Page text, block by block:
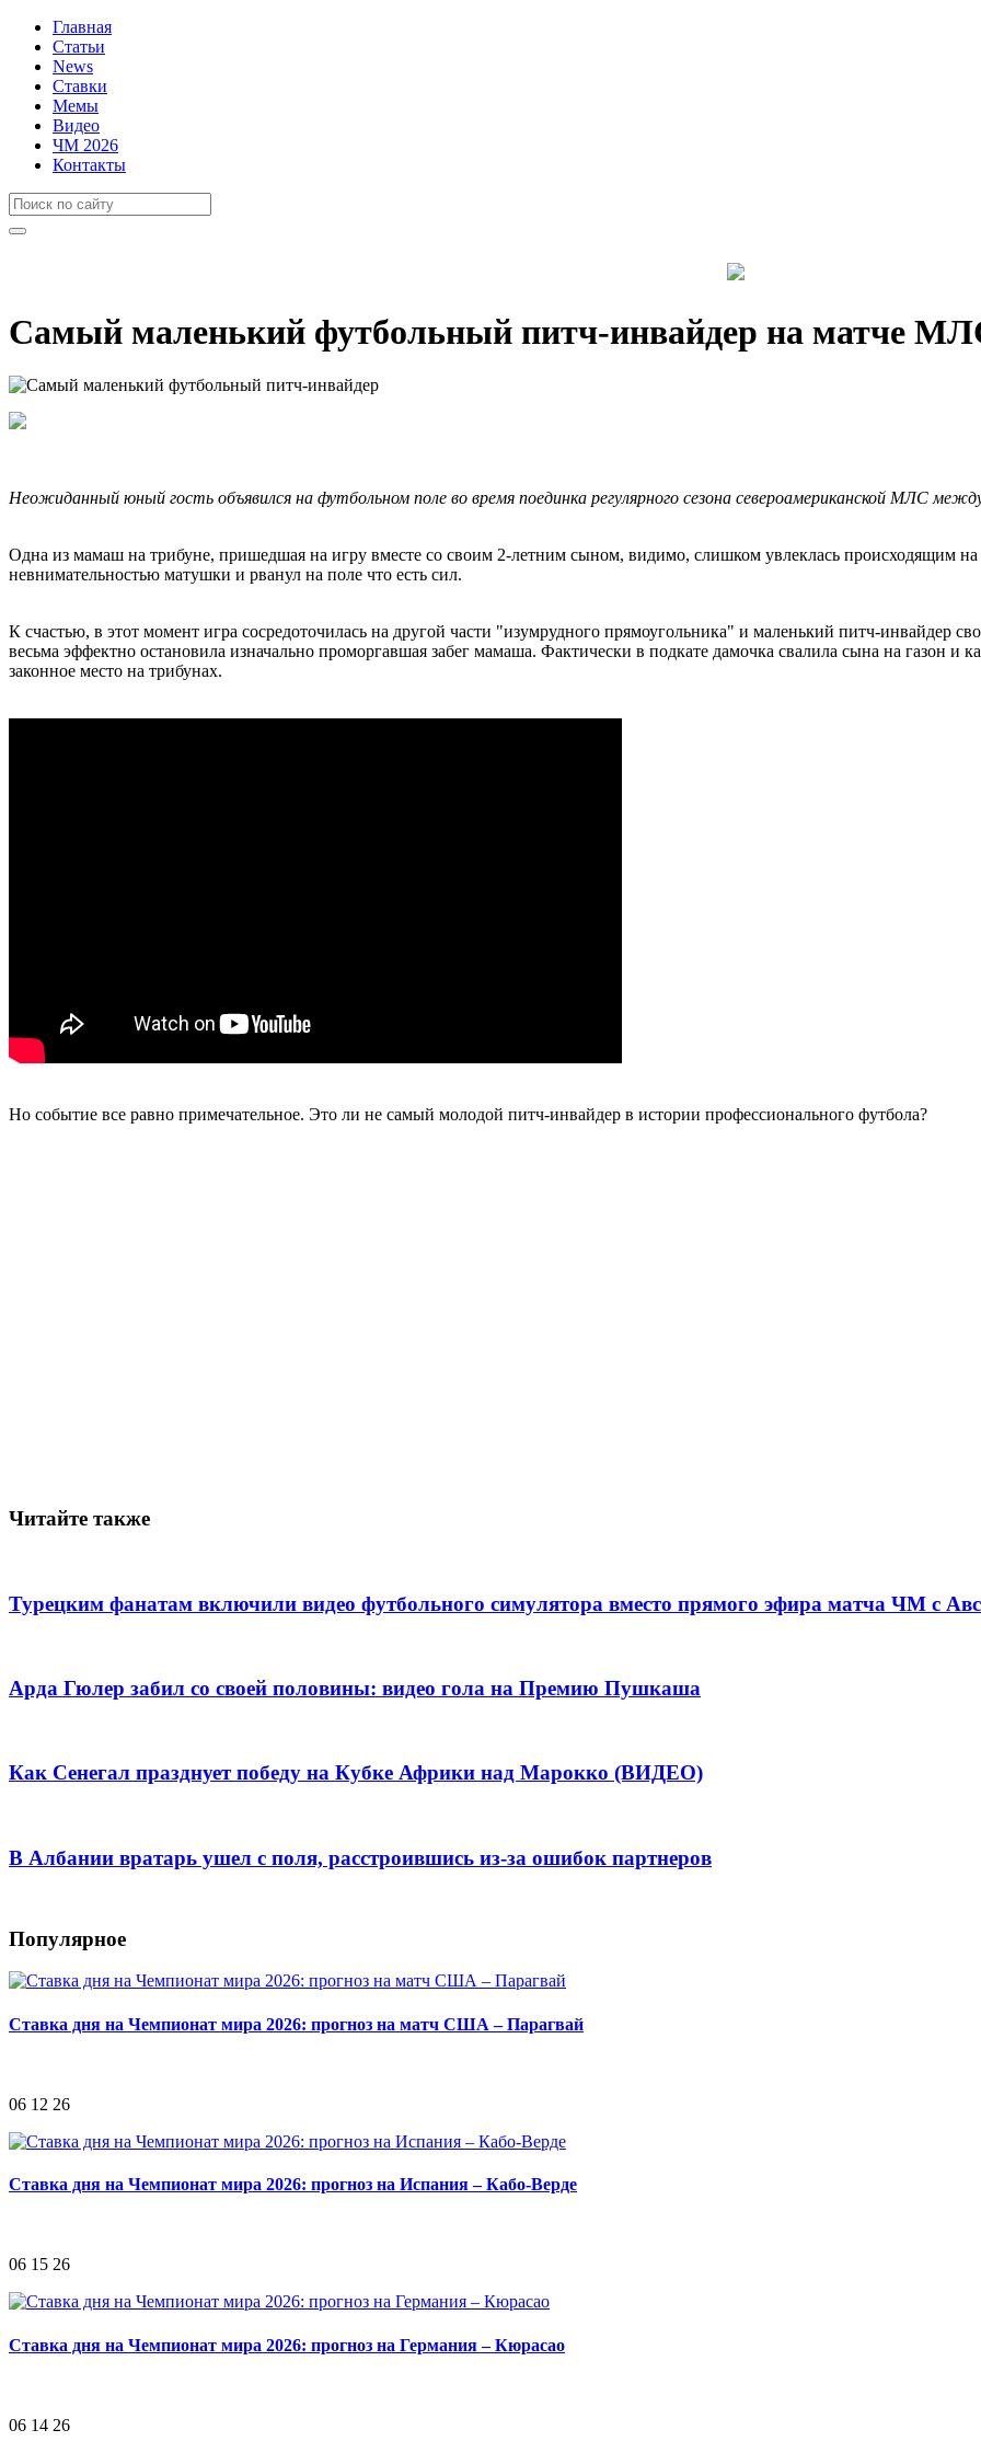
Главная
Статьи
News
Ставки
Мемы
Видео
ЧМ 2026
Контакты
Самый маленький футбольный питч-инвайдер на матче
Неожиданный юный гость объявился на футбольном поле во время поединка регулярного сезона североамериканской МЛС
Одна из мамаш на трибуне, пришедшая на игру вместе со своим 2-летним сыном, видимо, слишком увлеклась происходящим на
невнимательностью матушки и рванул на поле что есть сил.
К счастью, в этот момент игра сосредоточилась на другой части "изумрудного прямоугольника" и маленький питч-инвайдер
весьма эффектно остановила изначально проморгавшая забег мамаша. Фактически в подкате дамочка свалила сына на газон и
законное место на трибунах.
Но событие все равно примечательное. Это ли не самый молодой питч-инвайдер в истории профессионального футбола?
Читайте также
Турецким фанатам включили видео футбольного симулятора вместо прямого эфира матча ЧМ с
Арда Гюлер забил со своей половины: видео гола на Премию Пушкаша
Как Сенегал празднует победу на Кубке Африки над Марокко (ВИДЕО)
В Албании вратарь ушел с поля, расстроившись из-за ошибок партнеров
Популярное
Ставка дня на Чемпионат мира 2026: прогноз на матч США – Парагвай
06 12 26
Ставка дня на Чемпионат мира 2026: прогноз на Испания – Кабо-Верде
06 15 26
Ставка дня на Чемпионат мира 2026: прогноз на Германия – Кюрасао
06 14 26